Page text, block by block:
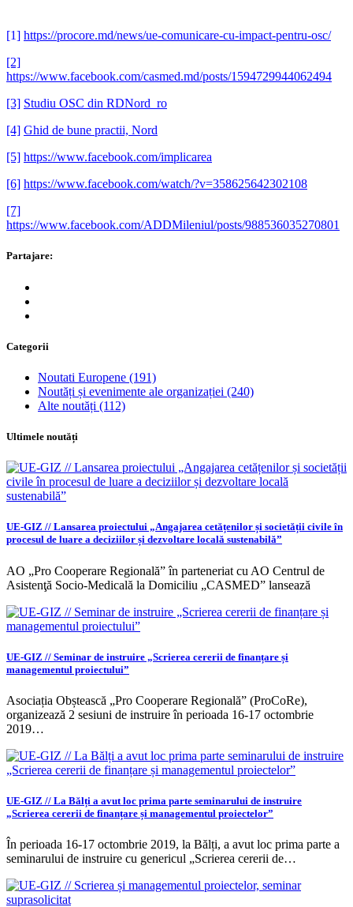
[1] https://procore.md/news/ue-comunicare-cu-impact-pentru-osc/
[2]
https://www.facebook.com/casmed.md/posts/1594729944062494
[3] Studiu OSC din RDNord_ro
[4] Ghid de bune practii, Nord
[5] https://www.facebook.com/implicarea
[6] https://www.facebook.com/watch/?v=358625642302108
[7]
https://www.facebook.com/ADDMileniul/posts/988536035270801
Partajare:
Categorii
Noutati Europene (191)
Noutăți și evenimente ale organizației (240)
Alte noutăți (112)
Ultimele noutăți
UE-GIZ // Lansarea proiectului „Angajarea cetățenilor și societății civile în
procesul de luare a deciziilor și dezvoltare locală sustenabilă”
AO „Pro Cooperare Regională” în parteneriat cu AO Centrul de
Asistenţă Socio-Medicală la Domiciliu „CASMED” lansează
UE-GIZ // Seminar de instruire „Scrierea cererii de finanțare și
managementul proiectului”
Asociația Obștească „Pro Cooperare Regională” (ProCoRe),
organizează 2 sesiuni de instruire în perioada 16-17 octombrie
2019…
UE-GIZ // La Bălți a avut loc prima parte seminarului de instruire
„Scrierea cererii de finanțare și managementul proiectelor”
În perioada 16-17 octombrie 2019, la Bălți, a avut loc prima parte a
seminarului de instruire cu genericul „Scrierea cererii de…